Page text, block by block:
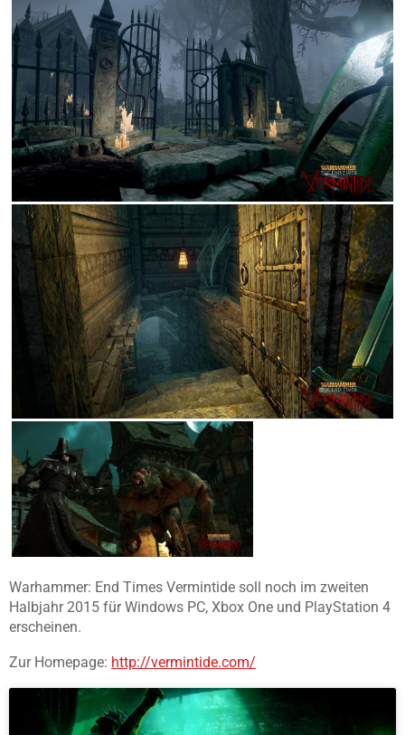
Warhammer: End Times Vermintide soll noch im zweiten
Halbjahr 2015 für Windows PC, Xbox One und PlayStation 4
erscheinen.
Zur Homepage: http://vermintide.com/